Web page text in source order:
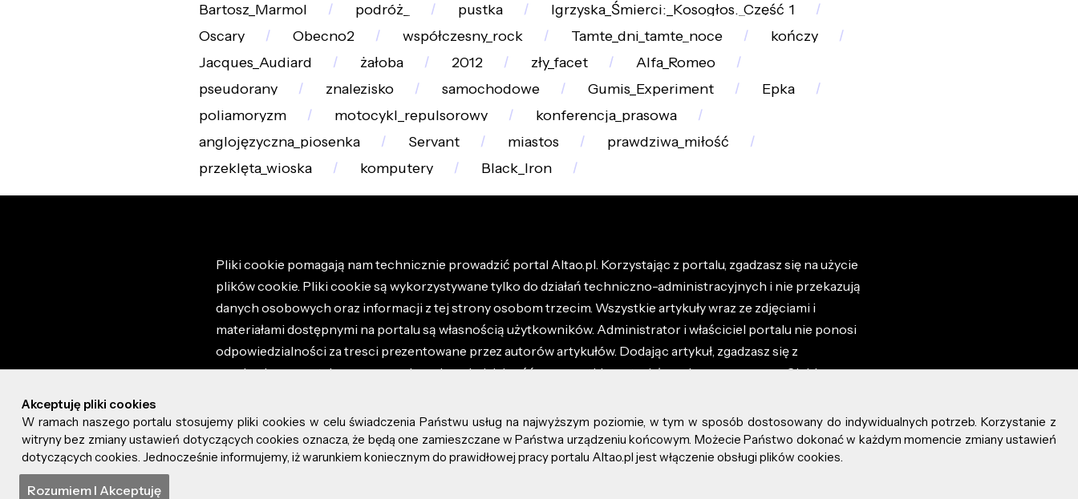
Bartosz_Marmol
podróż_ pustka
Igrzyska_Śmierci:_Kosogłos._Część_1
Oscary
Obecno2 współczesny_rock Tamte_dni_tamte_noce
kończy
Jacques_Audiard
żałoba 2012 zły_facet
Alfa_Romeo
pseudorany
znalezisko samochodowe Gumis_Experiment
Epka
poliamoryzm
motocykl_repulsorowy
konferencja_prasowa
anglojęzyczna_piosenka
Servant miastos
prawdziwa_miłość
przeklęta_wioska
komputery Black_Iron
Pliki cookie pomagają nam technicznie prowadzić portal Altao.pl. Korzystając z portalu, zgadzasz się na użycie
plików cookie. Pliki cookie są wykorzystywane tylko do działań techniczno-administracyjnych i nie przekazują
danych osobowych oraz informacji z tej strony osobom trzecim. Wszystkie artykuły wraz ze zdjęciami i
materiałami dostępnymi na portalu są własnością użytkowników. Administrator i właściciel portalu nie ponosi
odpowiedzialności za tresci prezentowane przez autorów artykułów. Dodając artykuł, zgadzasz się z
regulaminem portalu oraz ponosisz odpowiedzialność za wszystkie materiały umieszczone przez Ciebie na
© 2026 altao.pl. Wszystkie prawa zastrzeżone.
0.043
Akceptuję pliki cookies
W ramach naszego portalu stosujemy pliki cookies w celu świadczenia Państwu usług na najwyższym poziomie, w tym w sposób dostosowany do indywidualnych potrzeb. Korzystanie z
witryny bez zmiany ustawień dotyczących cookies oznacza, że będą one zamieszczane w Państwa urządzeniu końcowym. Możecie Państwo dokonać w każdym momencie zmiany ustawień
dotyczących cookies. Jednocześnie informujemy, iż warunkiem koniecznym do prawidłowej pracy portalu Altao.pl jest włączenie obsługi plików cookies.
Rozumiem I Akceptuję